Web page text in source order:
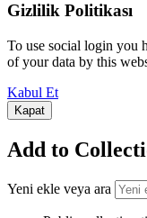
Gizlilik Politikası
To use social login you
of your data by this
Kabul Et
Kapat
Add to
Yeni ekle veya ara